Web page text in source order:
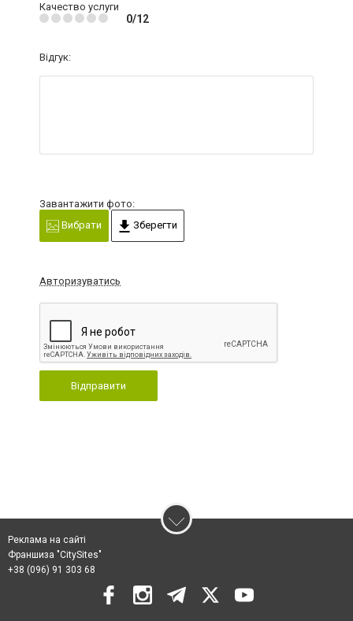
Качество услуги
0/12
Відгук:
Завантажити фото:
Вибрати
Зберегти
Авторизуватись
Відправити
Реклама на сайті
Франшиза "CitySites"
+38 (096) 91 303 68